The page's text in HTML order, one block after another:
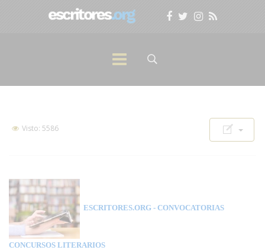
Visto: 5586
ESCRITORES.ORG - CONVOCATORIAS
CONCURSOS LITERARIOS